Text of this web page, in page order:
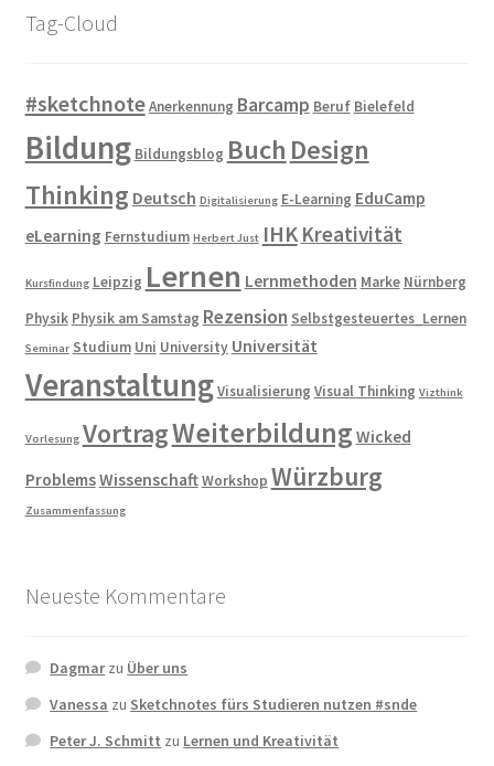
Tag-Cloud
#sketchnoteAnerkennung Barcamp Beruf Bielefeld
Bildung Bildungsblog Buch Design
Thinking Deutsch Digitalisierung E-Learning EduCamp
eLearning Fernstudium Herbert Just IHK Kreativität
Kursfindung Leipzig Lernen Lernmethoden Marke Nürnberg
Physik Physik am Samstag Rezension Selbstgesteuertes_Lernen
Seminar Studium Uni University Universität
VeranstaltungVisualisierung Visual Thinking Vizthink
Vorlesung VortragWeiterbildung Wicked
ProblemsWissenschaftWorkshop Würzburg
Zusammenfassung
Neueste Kommentare
Dagmarzu Über uns
Vanessa zu Sketchnotes fürs Studieren nutzen #snde
Peter J. Schmitt zu Lernen und Kreativität